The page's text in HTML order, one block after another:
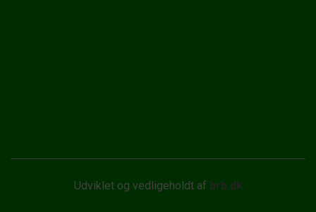
Udviklet og vedligeholdt af brb.dk